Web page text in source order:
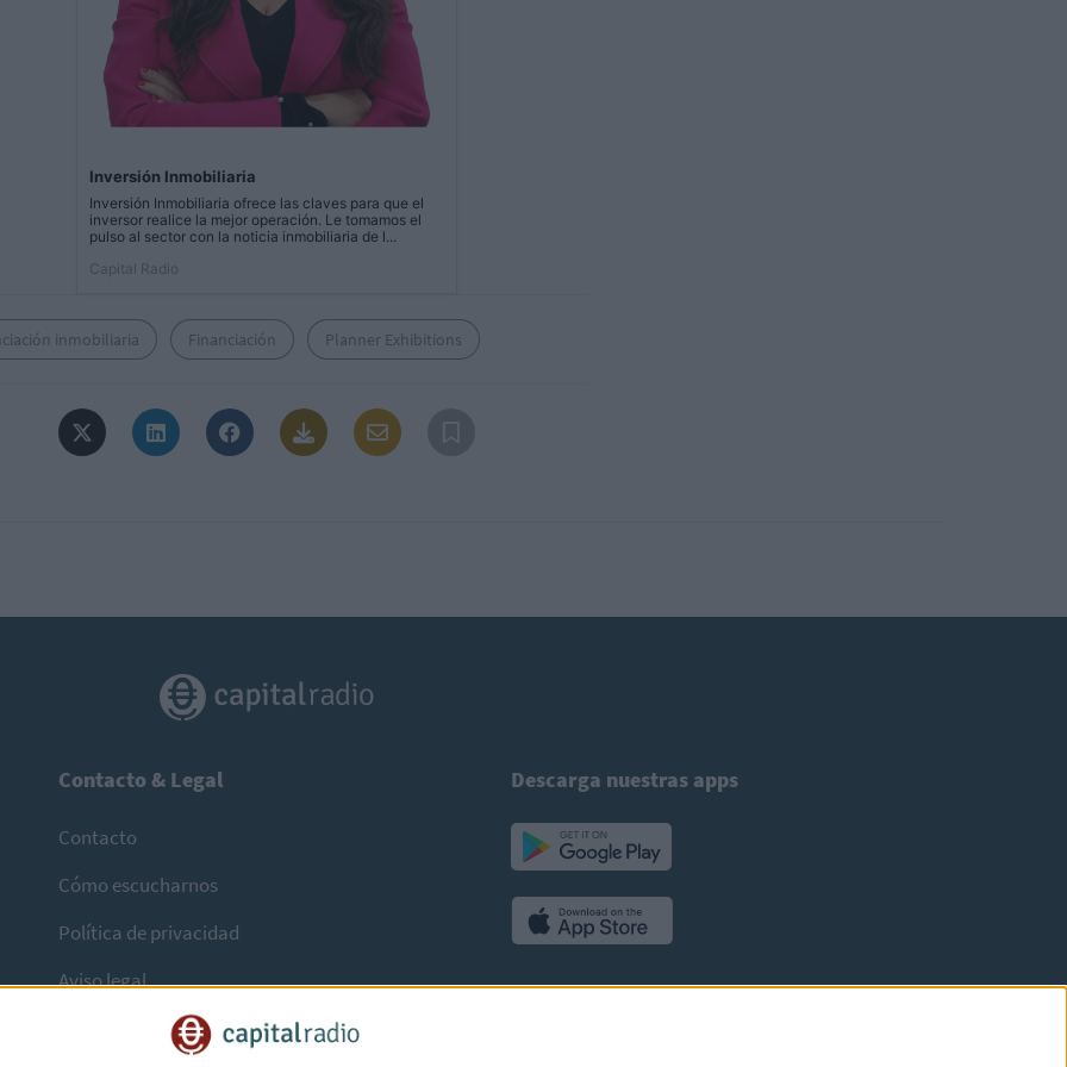
Inversión Inmobiliaria
Inversión Inmobiliaria ofrece las claves para que el
inversor realice la mejor operación. Le tomamos el
pulso al sector con la noticia inmobiliaria de l...
Capital Radio
inmobiliaria Financiación Planner Exhibitions
Contacto & Legal
Contacto
Cómo escucharnos
Política de privacidad
Aviso legal
Descarga nuestras apps